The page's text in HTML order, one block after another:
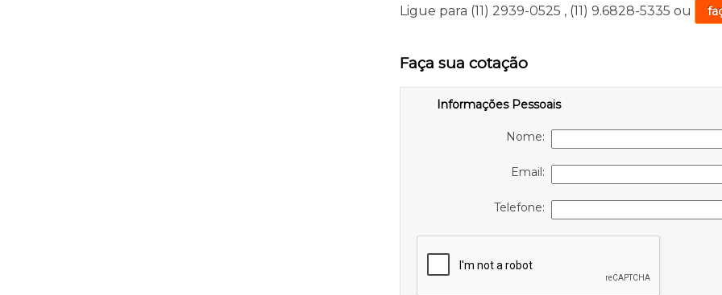
Ligue para (11) 2939-0525 , (11) 9.6828-5335 ou
Faça sua cotação
Informações Pessoais
Nome:
Email:
Telefone: